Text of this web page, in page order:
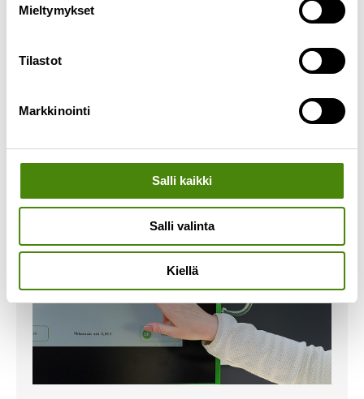
Mieltymykset
Tilastot
Markkinointi
Salli kaikki
Salli valinta
Kiellä
toimivat jälleen ja palvelemme normaalien
———————————— Puhelinasiakaspalvelumme
ei toimi tällä